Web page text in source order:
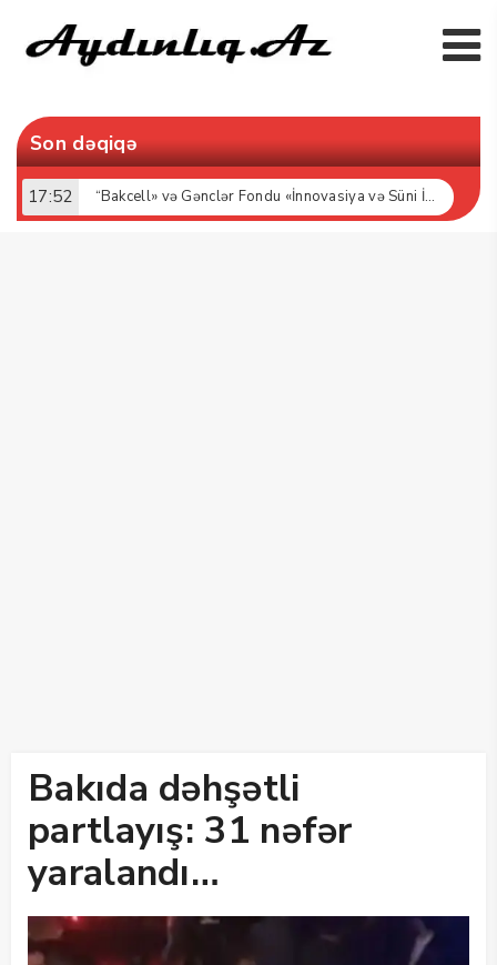
Son dəqiqə
17:52 “Bakcell» və Gənclər Fondu «İnnovasiya və Süni İntellekt» üzrə təqaüd proqramının qalibləri ilə görüş keçirib
Bakıda dəhşətli
partlayış: 31 nəfər
yaralandı…